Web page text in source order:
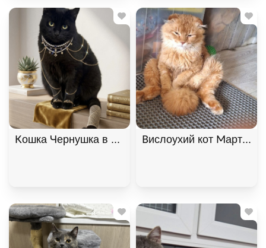
Кошка Чернушка в самые добрые руки, Черный,
Вислоухий кот Мартин,